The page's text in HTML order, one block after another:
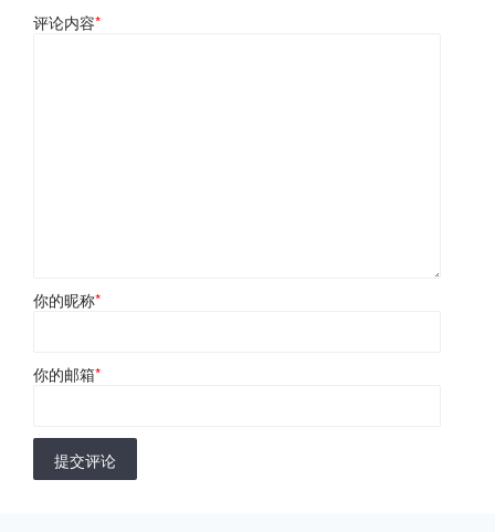
评论内容*
你的昵称*
你的邮箱*
提交评论